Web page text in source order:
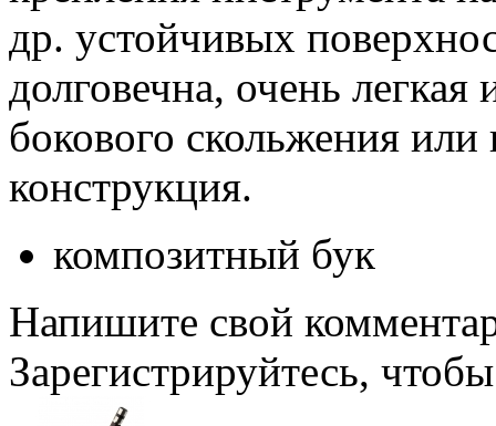
др. устойчивых
долговечна, очень
бокового скольжения
конструкция.
композитный бук
Напишите свой
Зарегистрируйтесь,